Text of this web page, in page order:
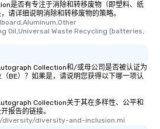
是否有专注于消除和转移废物（即塑料、纸
请详细说明消除和转移废物的策略。
Oil,Universal Waste Recycling (batteries,
Collection和/或母公司是否被认证为
BE）？如果是，请说明您获得以下哪一项认
Collection关于其在多样性、公平和
报告的链接。
diversity-and-inclusion.mi